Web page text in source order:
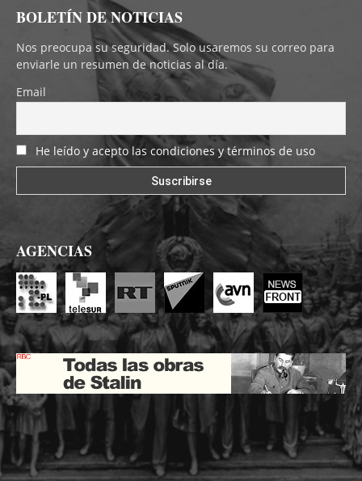
BOLETÍN DE NOTICIAS
Nos preocupa su seguridad. Solo usaremos su correo para
enviarle un resumen de noticias al día.
Email
He leído y acepto las condiciones y términos de uso
AGENCIAS